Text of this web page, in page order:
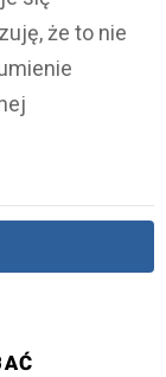
że to nie